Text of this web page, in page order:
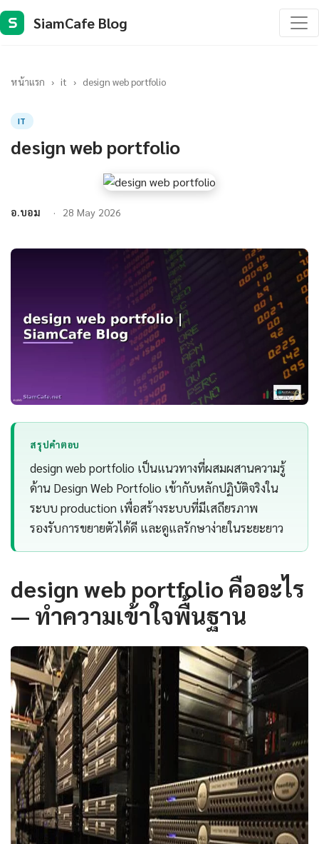
S SiamCafe Blog
หน้าแรก › it › design web portfolio
IT
design web portfolio
อ.บอม 28 May 2026
สรุปคำตอบ
design web portfolio เป็นแนวทางที่ผสมผสานความรู้
ด้าน Design Web Portfolio เข้ากับหลักปฏิบัติจริงใน
ระบบ production เพื่อสร้างระบบที่มีเสถียรภาพ
รองรับการขยายตัวได้ดี และดูแลรักษาง่ายในระยะยาว
design web portfolio คืออะไร
— ทำความเข้าใจพื้นฐาน